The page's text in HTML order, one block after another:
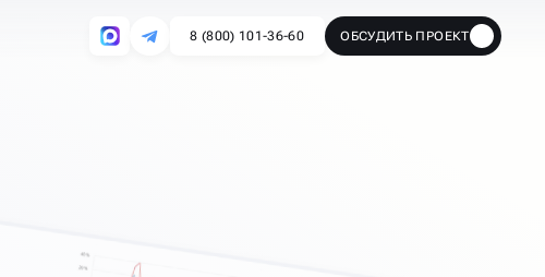
8 (800) 101-36-60 ОБСУДИТЬ ПРОЕКТ